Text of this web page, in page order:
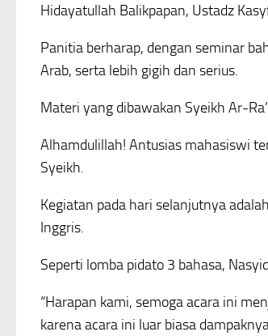
Hidayatullah Balikpapan, Ustadz
Panitia berharap, dengan seminar
Arab, serta lebih gigih dan serius.
Materi yang dibawakan Syeikh Ar-
Alhamdulillah! Antusias mahasiswi
Syeikh.
Kegiatan pada hari selanjutnya
Inggris.
Seperti lomba pidato 3 bahasa,
“Harapan kami, semoga acara ini
karena acara ini luar biasa